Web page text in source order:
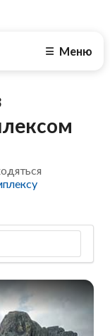
☰ Меню